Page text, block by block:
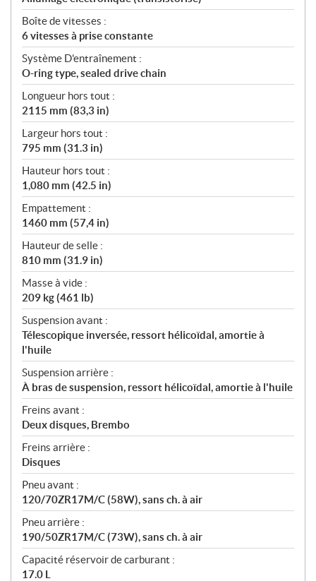
Boîte de vitesses :
6 vitesses à prise constante
Système D'entraînement :
O-ring type, sealed drive chain
Longueur hors tout :
2115 mm (83,3 in)
Largeur hors tout :
795 mm (31.3 in)
Hauteur hors tout :
1,080 mm (42.5 in)
Empattement :
1460 mm (57,4 in)
Hauteur de selle :
810 mm (31.9 in)
Masse à vide :
209 kg (461 lb)
Suspension avant :
Télescopique inversée, ressort hélicoïdal, amortie à
l'huile
Suspension arrière :
À bras de suspension, ressort hélicoïdal, amortie à l'huile
Freins avant :
Deux disques, Brembo
Freins arrière :
Disques
Pneu avant :
120/70ZR17M/C (58W), sans ch. à air
Pneu arrière :
190/50ZR17M/C (73W), sans ch. à air
Capacité réservoir de carburant :
17.0 L